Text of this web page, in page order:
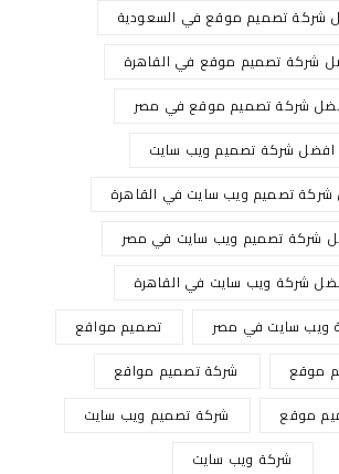
شركة تصميم موقع في السعودية
شركة تصميم موقع في القاهرة
شركة تصميم موقع في مصر
افضل شركة تصميم ويب سايت
تصميم ويب سايت في القاهرة
شركة تصميم ويب سايت في مصر
شركة ويب سايت في القاهرة
ويب سايت في مصر
تصميم مواقع
موقع
شركة تصميم مواقع
موقع
شركة تصميم ويب سايت
شركة ويب سايت